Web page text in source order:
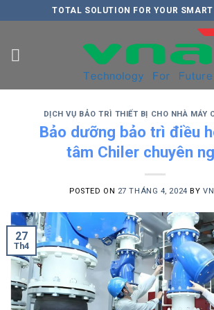
to
TOTAL SOLUTION FOR YOUR
DỊCH VỤ BẢO TRÌ THIẾT BỊ CHO NHÀ MÁY
Bảo dưỡng bảo trì điều
tâm Chiler chuyên
POSTED ON 27 THÁNG 4, 2024 BY
27
Th4